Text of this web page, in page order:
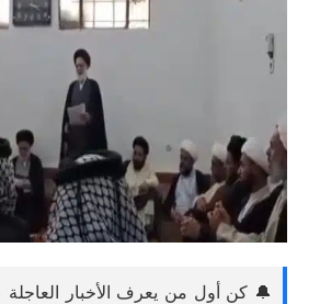
🔔 كن أول من يعرف الأخبار العاجلة